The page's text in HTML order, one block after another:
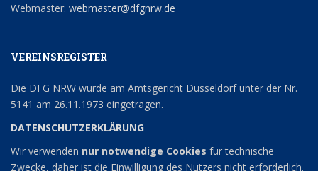
Webmaster: webmaster@dfgnrw.de
VEREINSREGISTER
Die DFG NRW wurde am Amtsgericht Düsseldorf unter der Nr.
5141 am 26.11.1973 eingetragen.
DATENSCHUTZERKLÄRUNG
Wir verwenden nur notwendige Cookies für technische
Zwecke, daher ist die Einwilligung des Nutzers nicht erforderlich.